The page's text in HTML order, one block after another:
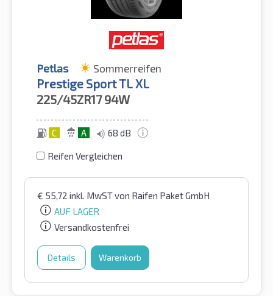
Petlas Sommerreifen
Prestige Sport TL XL
225/45ZR17 94W
C A 68 dB
Reifen Vergleichen
€ 55,72 inkl. MwSTvon Raifen Paket GmbH
AUF LAGER
Versandkostenfrei
Details Warenkorb